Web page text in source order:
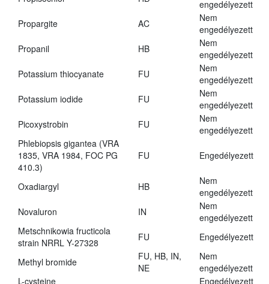
engedélyezett
Propargite
AC
Nem
engedélyezett
Propanil
HB
Nem
engedélyezett
Potassium thiocyanate
FU
Nem
engedélyezett
Potassium iodide
FU
Nem
engedélyezett
Picoxystrobin
FU
Nem
engedélyezett
Phlebiopsis gigantea (VRA
1835, VRA 1984, FOC PG
410.3)
FU Engedélyezett
Oxadiargyl HB
Nem
engedélyezett
Novaluron
IN
Nem
engedélyezett
Metschnikowia fructicola
strain NRRL Y-27328
FU Engedélyezett
Methyl bromide
FU, HB, IN,
NE
Nem
engedélyezett
L-cysteine
Engedélyezett